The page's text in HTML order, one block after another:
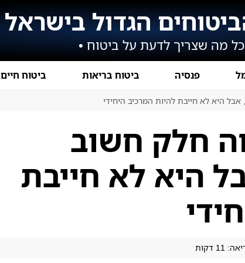
הגדול בישראל
כל מה שצריך לדעת על ביטוח •
פנסיה ביטוח בריאות ביטוח חיים
היא לא חייבת להיות המרכיב היחידי
חלק חשוב
היא לא חייבת
11 דקות